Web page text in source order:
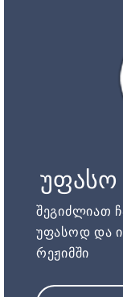
უფასო
შეგიძლიათ
უფასოდ და
რეჟიმში